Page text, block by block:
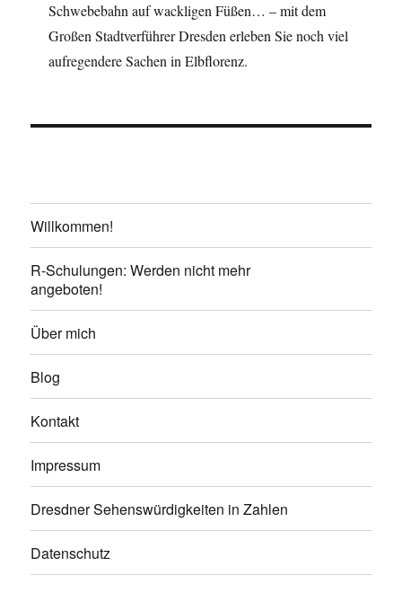
Schwebebahn auf wackligen Füßen… – mit dem
Großen Stadtverführer Dresden erleben Sie noch viel
aufregendere Sachen in Elbflorenz.
Willkommen!
R-Schulungen: Werden nicht mehr
angeboten!
Über mich
Blog
Kontakt
Impressum
Dresdner Sehenswürdigkeiten in Zahlen
Datenschutz